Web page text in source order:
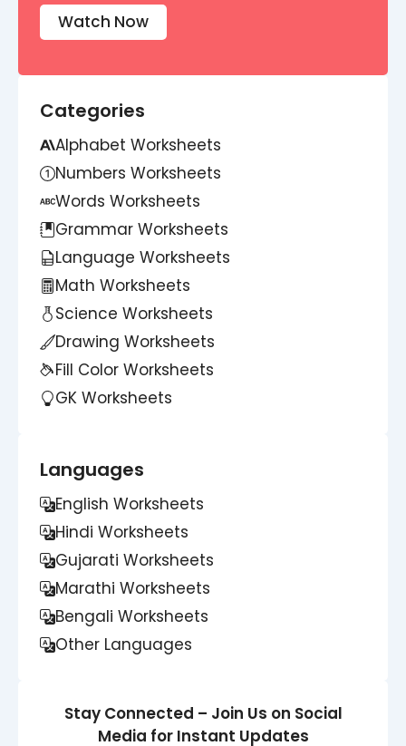
Watch Now
Categories
Alphabet Worksheets
Numbers Worksheets
Words Worksheets
Grammar Worksheets
Language Worksheets
Math Worksheets
Science Worksheets
Drawing Worksheets
Fill Color Worksheets
GK Worksheets
Languages
English Worksheets
Hindi Worksheets
Gujarati Worksheets
Marathi Worksheets
Bengali Worksheets
Other Languages
Stay Connected – Join Us on Social
Media for Instant Updates